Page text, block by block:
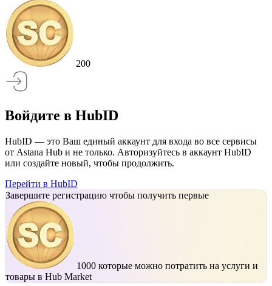
200
Войдите в HubID
HubID — это Ваш единый аккаунт для входа во все сервисы
от Astana Hub и не только. Авторизуйтесь в аккаунт HubID
или создайте новый, чтобы продолжить.
Перейти в HubID
Завершите регистрацию чтобы получить первые
1000 которые можно потратить на услуги и
товары в Hub Market